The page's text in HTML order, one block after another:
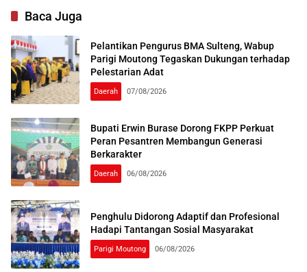
Baca Juga
Pelantikan Pengurus BMA Sulteng, Wabup
Parigi Moutong Tegaskan Dukungan terhadap
Pelestarian Adat
Daerah 07/08/2026
Bupati Erwin Burase Dorong FKPP Perkuat
Peran Pesantren Membangun Generasi
Berkarakter
Daerah 06/08/2026
Penghulu Didorong Adaptif dan Profesional
Hadapi Tantangan Sosial Masyarakat
Parigi Moutong 06/08/2026